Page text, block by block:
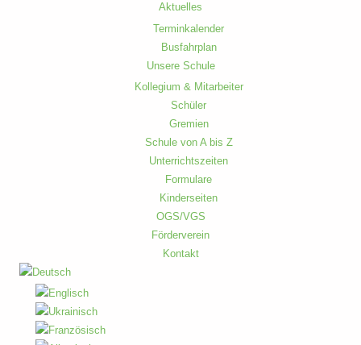
Aktuelles
Terminkalender
Busfahrplan
Unsere Schule
Kollegium & Mitarbeiter
Schüler
Gremien
Schule von A bis Z
Unterrichtszeiten
Formulare
Kinderseiten
OGS/VGS
Förderverein
Kontakt